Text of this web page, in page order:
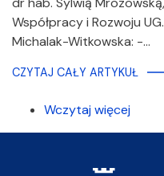
Współpracy i Rozwoju
Michalak-Witkowska: -…
CZYTAJ CAŁY ARTYKUŁ
Wczytaj więcej